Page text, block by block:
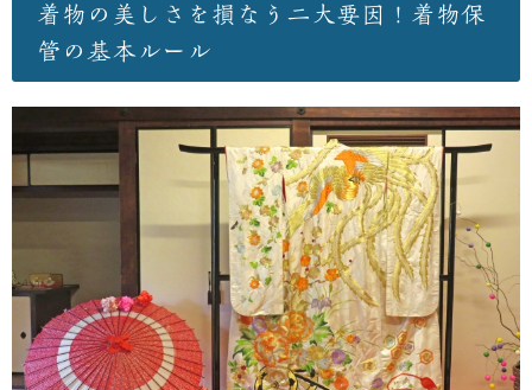
着物の美しさを損なう二大要因！着物保
管の基本ルール